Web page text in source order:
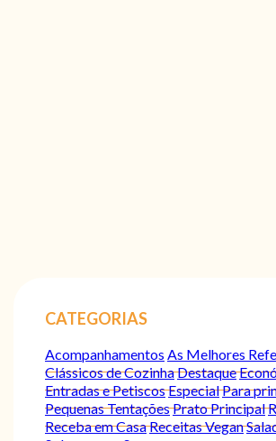
CATEGORIAS
Acompanhamentos As Melhores
Clássicos de CozinhaDestaque
Entradas e PetiscosEspecialPara
Pequenas TentaçõesPrato Principal
Receba em CasaReceitas Vegan